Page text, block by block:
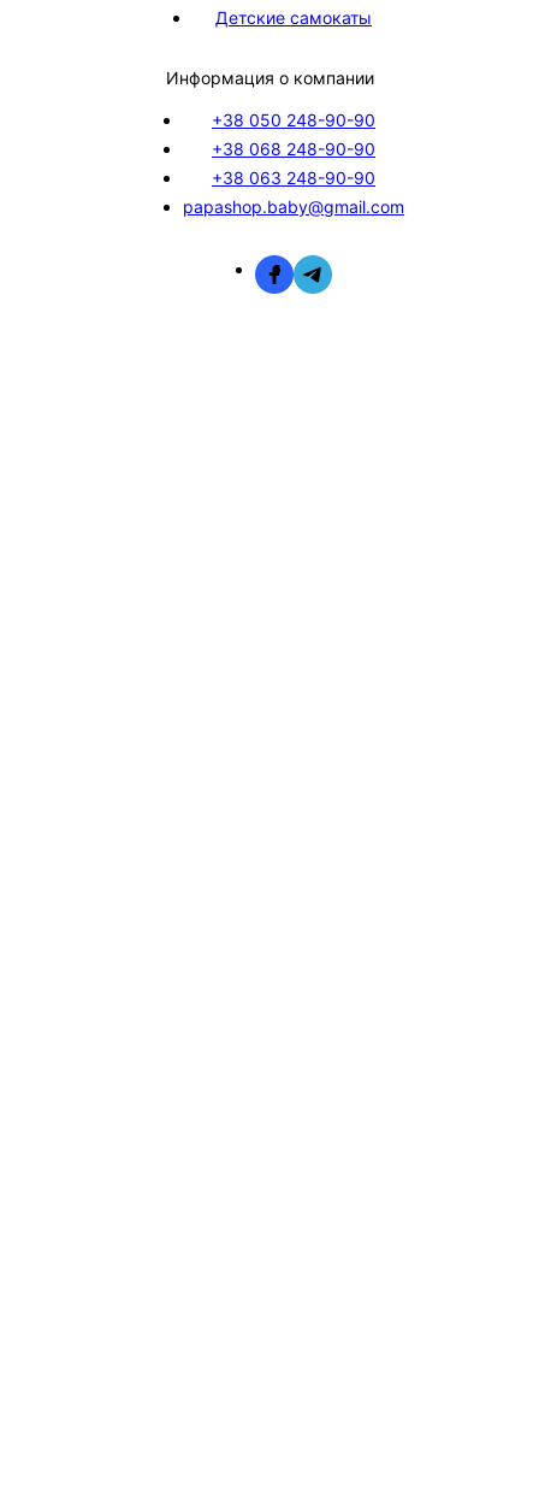
Детские самокаты
Информация о компании
+38 050 248-90-90
+38 068 248-90-90
+38 063 248-90-90
papashop.baby@gmail.com